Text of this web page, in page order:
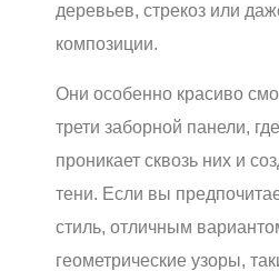
деревьев, стрекоз или
композиции.
Они особенно красиво
трети заборной панели,
проникает сквозь них и
тени. Если вы
стиль, отличным
геометрические узоры,